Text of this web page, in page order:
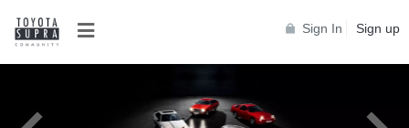
Sign In Sign up